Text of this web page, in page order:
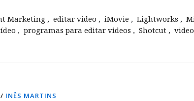
Marketing , editar video , iMovie , Lightworks ,
, programas para editar videos , Shotcut ,
INÊS MARTINS